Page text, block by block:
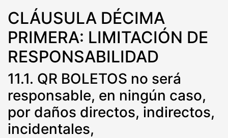
CLÁUSULA DÉCIMA
PRIMERA: LIMITACIÓN DE
RESPONSABILIDAD
11.1. QR BOLETOS no será
responsable, en ningún caso,
por daños directos, indirectos,
incidentales,